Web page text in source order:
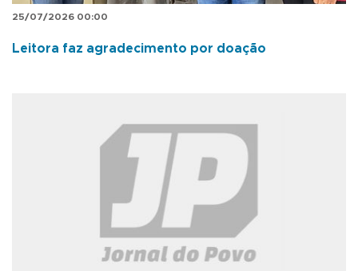
25/07/2026 00:00
Leitora faz agradecimento por doação